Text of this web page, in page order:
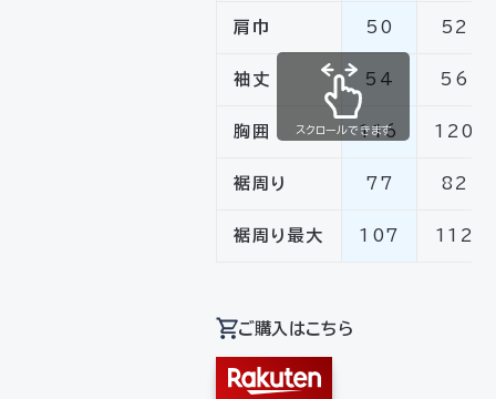
肩巾 50 52
袖丈 54 56
胸囲 116 120
裾周り 77 82
裾周り最大 107 112
スクロールできます
ご購入はこちら